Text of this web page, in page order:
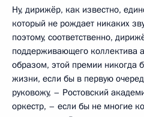
Ну, дирижёр, как известно,
который не рождает никаких
поэтому, соответственно,
поддерживающего коллектива
образом, этой премии никогда
жизни, если бы в первую
руковожу, – Ростовский
оркестр, – если бы не многие